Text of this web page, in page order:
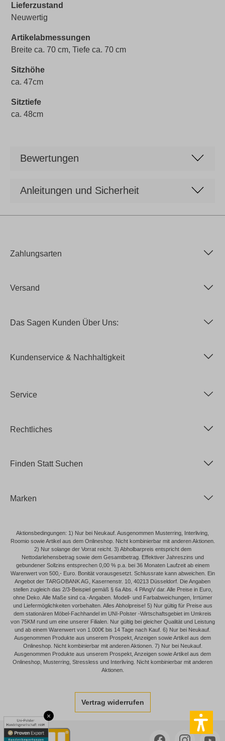
×
Lieferzustand
Neuwertig
Artikelabmessungen
Breite ca. 70 cm, Tiefe ca. 70 cm
Sitzhöhe
ca. 47cm
Sitztiefe
ca. 48cm
Bewertungen
Anleitungen und Sicherheit
Zahlungsarten
Versand
Das Sagen Kunden Über Uns:
Kundenservice & Nachhaltigkeit
Service
Rechtliches
Finden Statt Suchen
Marken
Aktionsbedingungen: 1) Nur bei Neukauf. Ausgenommen Musterring, Interliving,
Roomio sowie Artikel aus dem Onlineshop. Nicht kombinierbar mit anderen Aktionen.
2) Nur solange der Vorrat reicht. 3) Abholbarpreis entspricht dem
Nettodarlehensbetrag sowie dem Gesamtbetrag. Effektiver Jahreszins und
gebundener Sollzins entsprechen 0,00 % p.a. bei 36 Monaten Laufzeit ab einem
Warenwert von 500,- Euro. Bonität vorausgesetzt. Schlussrate kann abweichen. Ein
Angebot der TARGOBANK AG, Kasernenstr. 10, 40213 Düsseldorf. Die Angaben
stellen zugleich das 2/3-Beispiel gemäß § 6a Abs. 4 PAngV dar. Alle Preise in Euro,
ohne Deko. Alle Maße sind ca.-Angaben. Modell- und Farbabweichungen, Irrtümer
und Liefermöglichkeiten vorbehalten. Alles Abholpreise! 5) Nur gültig für Preise aus
dem stationären Möbel-Fachhandel im UNI-Polster -Wirtschaftsgebiet im Umkreis
von 75KM rund um eine unserer Filialen. Nur gültig bei gleicher Qualität und Leistung
und ab einem Warenwert von 1.000€ bis 14 Tage nach Kauf. 6) Nur bei Neukauf.
Ausgenommen Produkte aus unserem Prospekt, Anzeigen sowie Artikel aus dem
Onlineshop. Nicht kombinierbar mit anderen Aktionen. 7) Nur bei Neukauf.
Ausgenommen Produkte aus unserem Prospekt, Anzeigen sowie Artikel aus dem
Onlineshop, Musterring, Stressless und Interliving. Nicht kombinierbar mit anderen
Aktionen.
Vertrag widerrufen